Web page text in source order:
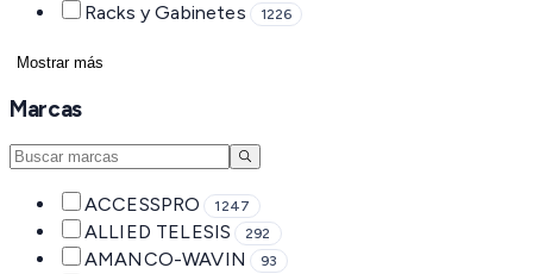
Racks y Gabinetes 1226
Mostrar más
Marcas
ACCESSPRO 1247
ALLIED TELESIS 292
AMANCO-WAVIN 93